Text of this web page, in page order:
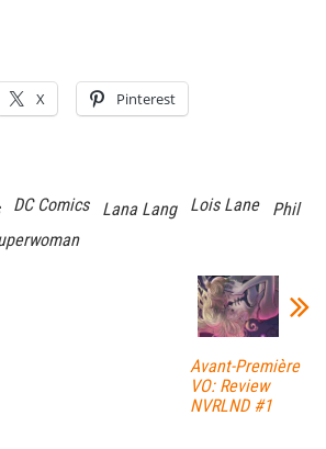
X Pinterest
DC Comics Lana Lang Lois Lane
Phil
Avant-Première
VO: Review
NVRLND #1